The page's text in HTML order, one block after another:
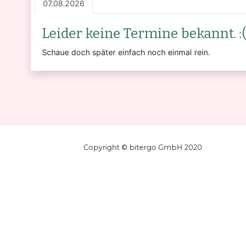
07.08.2026
Leider keine Termine bekannt. :(
Schaue doch später einfach noch einmal rein.
Copyright © bitergo GmbH 2020